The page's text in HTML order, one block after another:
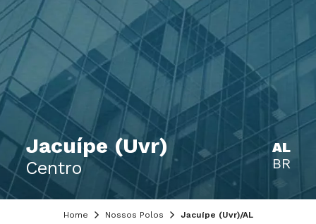
Jacuípe (Uvr)
Centro
AL
BR
Home Nossos Polos Jacuípe (Uvr)/AL